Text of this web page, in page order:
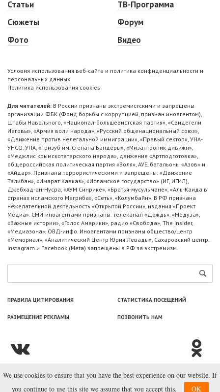
Статьи
Сюжеты
Фото
ТВ-Программа
Форум
Видео
Условия использования веб-сайта и политика конфиденциальности и
персональных данных
Политика использования cookies
Для читателей: В России признаны экстремистскими и запрещены
организации ФБК (Фонд борьбы с коррупцией, признан иноагентом),
Штабы Навального, «Национал-большевистская партия», «Свидетели
Иеговы», «Армия воли народа», «Русский общенациональный союз»,
«Движение против нелегальной иммиграции», «Правый сектор», УНА-
УНСО, УПА, «Тризуб им. Степана Бандеры», «Мизантропик дивижн»,
«Меджлис крымскотатарского народа», движение «Артподготовка»,
общероссийская политическая партия «Воля», АУЕ, батальоны «Азов» и
«Айдар». Признаны террористическими и запрещены: «Движение
Талибан», «Имарат Кавказ», «Исламское государство» (ИГ, ИГИЛ),
Джебхад-ан-Нусра, «АУМ Синрике», «Братья-мусульмане», «Аль-Каида в
странах исламского Магриба», «Сеть», «Колумбайн». В РФ признана
нежелательной деятельность «Открытой России», издания «Проект
Медиа». СМИ-иноагентами признаны: телеканал «Дождь», «Медуза»,
«Важные истории», «Голос Америки», радио «Свобода», The Insider,
«Медиазона», ОВД-инфо. Иноагентами признаны общество/центр
«Мемориал», «Аналитический Центр Юрия Левады», Сахаровский центр.
Instagram и Facebook (Metа) запрещены в РФ за экстремизм.
ПРАВИЛА ЦИТИРОВАНИЯ СТАТИСТИКА ПОСЕЩЕНИЙ
РАЗМЕЩЕНИЕ РЕКЛАМЫ ПОЗВОНИТЬ НАМ
© ООО «Лаборатория Новоcтей», 2003—2026.
We use cookies to ensure that you have the best experience on our website. If
you continue to use this site we assume that you accept this.
OK